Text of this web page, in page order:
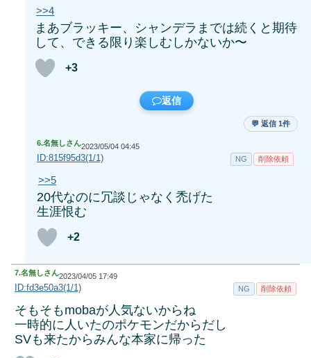
>>4
まあブラッキー、シャンデラまでは続くと期待
して、できる限り楽しむしかないか〜
+3
返信
💬 返信 1件
6.名無しさん2023/05/04 04:45
ID:815f95d3(1/1) NG 削除依頼
>>5
20代なのに冗談じゃなく禿げた
生涯恨む
+2
7.名無しさん2023/04/05 17:49
ID:fd3e50a3(1/1) NG 削除依頼
そもそもmobaが人気ないからね
一時的に人いたのポケモンだからだし
SVも来たからみんな本家に帰った